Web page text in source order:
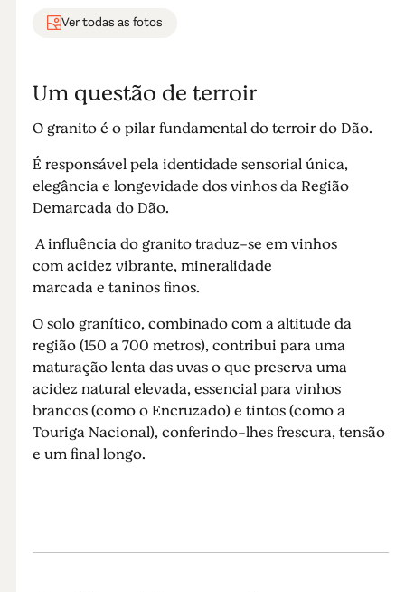
Ver todas as fotos
Um questão de terroir
O granito é o pilar fundamental do terroir do Dão.
É responsável pela identidade sensorial única,
elegância e longevidade dos vinhos da Região
Demarcada do Dão.
A influência do granito traduz-se em vinhos
com acidez vibrante, mineralidade
marcada e taninos finos.
O solo granítico, combinado com a altitude da
região (150 a 700 metros), contribui para uma
maturação lenta das uvas o que preserva uma
acidez natural elevada, essencial para vinhos
brancos (como o Encruzado) e tintos (como a
Touriga Nacional), conferindo-lhes frescura, tensão
e um final longo.